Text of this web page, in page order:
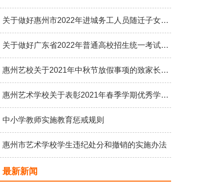
关于做好惠州市2022年进城务工人员随迁子女高考报名资料审核工作的通知
关于做好广东省2022年普通高校招生统一考试报名工作的通知
惠州艺校关于2021年中秋节放假事项的致家长一封信
惠州艺术学校关于表彰2021年春季学期优秀学生的决定-惠艺校字〔2021〕9号
中小学教师实施教育惩戒规则
惠州市艺术学校学生违纪处分和撤销的实施办法
最新新闻